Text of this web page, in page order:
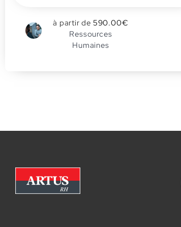
à partir de 590.00€
Ressources
Humaines